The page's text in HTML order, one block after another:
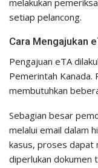
setiap pelancong.
Cara Mengajukan
Pengajuan eTA
Pemerintah Kanada.
membutuhkan
Sebagian besar
melalui email dalam
kasus, proses dapat
diperlukan dokumen